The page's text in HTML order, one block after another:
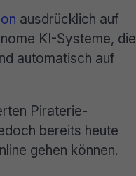
ausdrücklich auf
KI-Systeme, die
automatisch auf
Piraterie-
bereits heute
gehen können.